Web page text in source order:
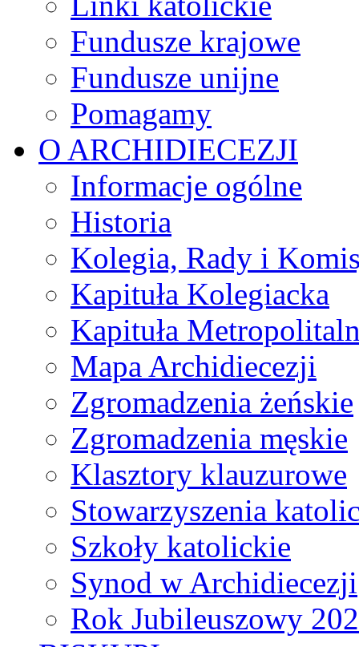
Fundusze krajowe
Fundusze unijne
Pomagamy
O ARCHIDIECEZJI
Informacje ogólne
Historia
Kolegia, Rady i
Kapituła Kolegiacka
Kapituła
Mapa Archidiecezji
Zgromadzenia żeńskie
Zgromadzenia męskie
Klasztory klauzurowe
Stowarzyszenia
Szkoły katolickie
Synod w Archidiecezji
Rok Jubileuszowy